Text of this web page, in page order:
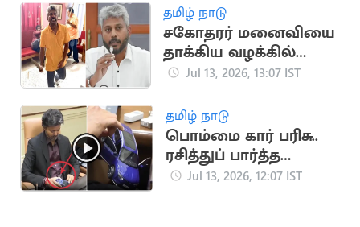
தமிழ் நாடு
சகோதரர் மனைவியை
தாக்கிய வழக்கில்
அமைச்சர் மரிய
Jul 13, 2026, 13:07 IST
தமிழ் நாடு
பொம்மை கார் பரிசு..
ரசித்துப் பார்த்த
முதலமைச்சர் விஜய்
Jul 13, 2026, 12:07 IST